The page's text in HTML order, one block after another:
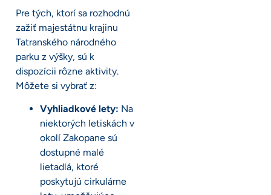
Pre tých, ktorí sa rozhodnú
zažiť majestátnu krajinu
Tatranského národného
parku z výšky, sú k
dispozícii rôzne aktivity.
Môžete si vybrať z:
Vyhliadkové lety: Na
niektorých letiskách v
okolí Zakopane sú
dostupné malé
lietadlá, ktoré
poskytujú cirkulárne